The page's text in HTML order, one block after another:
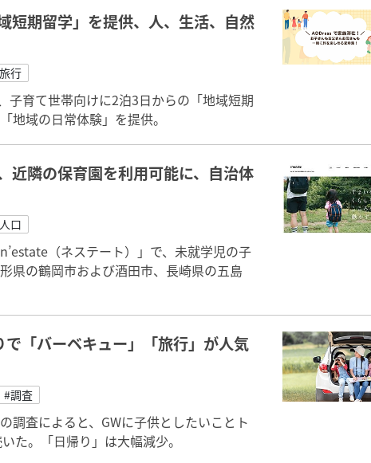
短期留学」を提供、人、生活、自然
行
子育て世帯向けに2泊3日からの「地域短期
地域の日常体験」を提供。
近隣の保育園を利用可能に、自治体
口
（ネステート）」で、未就学児の子
県の鶴岡市および酒田市、長崎県の五島
「バーベキュー」「旅行」が人気
#調査
調査によると、GWに子供としたいことト
た。「日帰り」は大幅減少。